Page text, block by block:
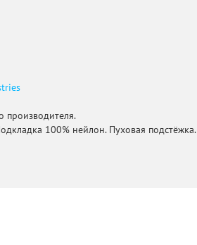
производителя.
100% нейлон. Пуховая подстёжка.